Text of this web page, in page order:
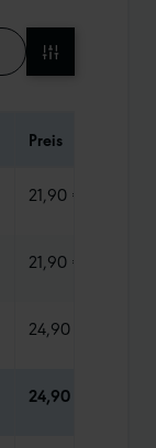
Preis
21,90 €
21,90 €
24,90 €
24,90 €